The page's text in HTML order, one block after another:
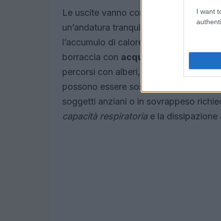
I want
Le uscite vanno concentrate nei
un’andatura tranquilla e introducendo
l’accumulo di calore interno limitando
borraccia con acqua
e una ciotolina
percorsi con alberi, erba e
possono essere sostituiti da esercizi
soggetti anziani o in sovrappeso
capacità respiratoriae la dissipazione